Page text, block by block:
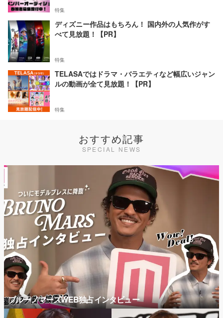
特集
ディズニー作品はもちろん！ 国内外の人気作がす
べて見放題！【PR】
特集
TELASAではドラマ・バラエティなど幅広いジャン
ルの動画が全て見放題！【PR】
特集
おすすめ記事
SPECIAL NEWS
ブルーノマーズWEB独占インタビュー